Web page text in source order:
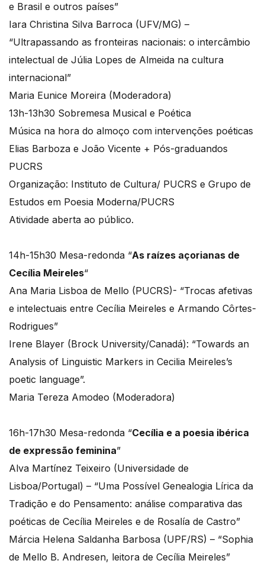
e Brasil e outros países”
Iara Christina Silva Barroca (UFV/MG) –
“Ultrapassando as fronteiras nacionais: o intercâmbio
intelectual de Júlia Lopes de Almeida na cultura
internacional”
Maria Eunice Moreira (Moderadora)
13h-13h30 Sobremesa Musical e Poética
Música na hora do almoço com intervenções poéticas
Elias Barboza e João Vicente + Pós-graduandos
PUCRS
Organização: Instituto de Cultura/ PUCRS e Grupo de
Estudos em Poesia Moderna/PUCRS
Atividade aberta ao público.
14h-15h30 Mesa-redonda “As raízes açorianas de
Cecília Meireles“
Ana Maria Lisboa de Mello (PUCRS)- “Trocas afetivas
e intelectuais entre Cecília Meireles e Armando Côrtes-
Rodrigues”
Irene Blayer (Brock University/Canadá): “Towards an
Analysis of Linguistic Markers in Cecilia Meireles’s
poetic language”.
Maria Tereza Amodeo (Moderadora)
16h-17h30 Mesa-redonda “Cecília e a poesia ibérica
de expressão feminina”
Alva Martínez Teixeiro (Universidade de
Lisboa/Portugal) – “Uma Possível Genealogia Lírica da
Tradição e do Pensamento: análise comparativa das
poéticas de Cecília Meireles e de Rosalía de Castro”
Márcia Helena Saldanha Barbosa (UPF/RS) – “Sophia
de Mello B. Andresen, leitora de Cecília Meireles”